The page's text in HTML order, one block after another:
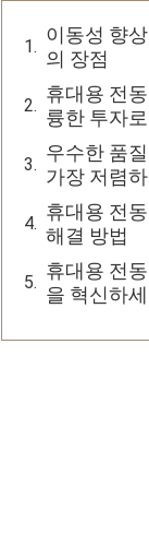
이동성 향
의 장점
휴대용 전
륭한 투자
우수한 품
가장 저렴
휴대용 전
해결 방법
휴대용 전
을 혁신하